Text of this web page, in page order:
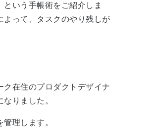
いう手帳術をご紹介しま
よって、タスクのやり残しが
在住のプロダクトデザイナ
りました。
理します。